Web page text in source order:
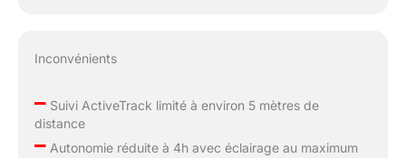
Inconvénients
–Suivi ActiveTrack limité à environ 5 mètres de
distance
–Autonomie réduite à 4h avec éclairage au maximum